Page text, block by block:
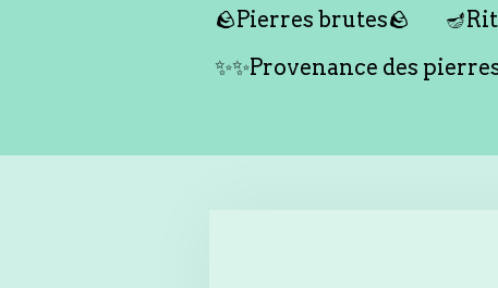
🪨Pierres brutes🪨
✨✨Provenance des